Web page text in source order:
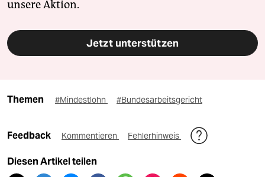
unsere Aktion.
Jetzt unterstützen
Themen #Mindestlohn #Bundesarbeitsgericht
Feedback Kommentieren Fehlerhinweis
Diesen Artikel teilen